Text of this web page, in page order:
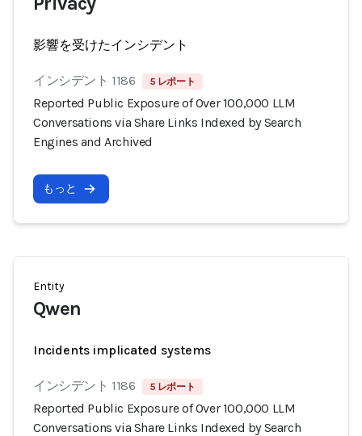
影響を受けたインシデント
インシデント 1186 5 レポート
Reported Public Exposure of Over 100,000 LLM
Conversations via Share Links Indexed by Search
Engines and Archived
もっと
Entity
Qwen
Incidents implicated systems
インシデント 1186 5 レポート
Reported Public Exposure of Over 100,000 LLM
Conversations via Share Links Indexed by Search